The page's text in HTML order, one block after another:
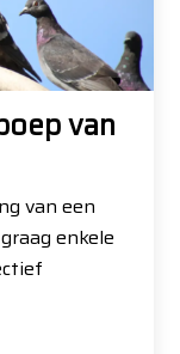
van
van een
enkele